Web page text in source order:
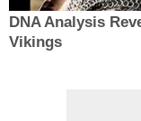
DNA Analysis
Vikings